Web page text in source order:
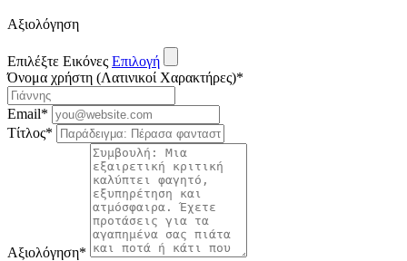
Αξιολόγηση
Επιλέξτε Εικόνες Επιλογή
Όνομα χρήστη (Λατινικοί Χαρακτήρες)*
Email*
Τίτλος*
Αξιολόγηση*